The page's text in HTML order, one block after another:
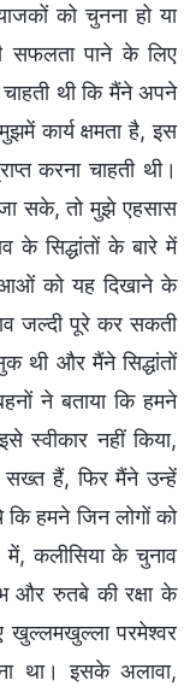
को चुनना हो या
सफलता पाने के लिए
थी कि मैंने अपने
कार्य क्षमता है, इस
करना चाहती थी।
सके, तो मुझे एहसास
सिद्धांतों के बारे में
को यह दिखाने के
जल्दी पूरे कर सकती
थी और मैंने सिद्धांतों
ने बताया कि हमने
स्वीकार नहीं किया,
सख्त हैं, फिर मैंने उन्हें
हमने जिन लोगों को
कलीसिया के चुनाव
और रुतबे की रक्षा के
खुल्लमखुल्ला परमेश्वर
था। इसके अलावा,